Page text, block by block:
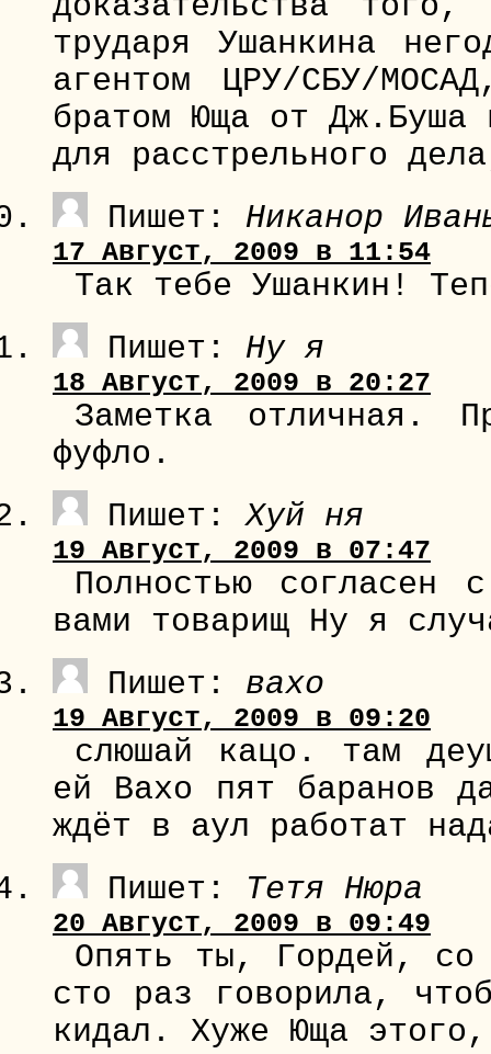
трударя Ушанкина
агентом ЦРУ/СБУ/
братом Юща от Дж.Буша
для расстрельного
Пишет: Никанор
17 Август, 2009 в 11:54
Так тебе Ушанкин!
Пишет: Ну я
18 Август, 2009 в 20:27
Заметка отличная.
фуфло.
Пишет:Хуй ня
19 Август, 2009 в 07:47
Полностью
вами товарищ Ну я
Пишет: вахо
19 Август, 2009 в 09:20
слюшай кацо. там
ей Вахо пят баранов
ждёт в аул работат
Пишет: Тетя Нюра
20 Август, 2009 в 09:49
Опять ты, Гордей, со
сто раз говорила,
кидал. Хуже Юща